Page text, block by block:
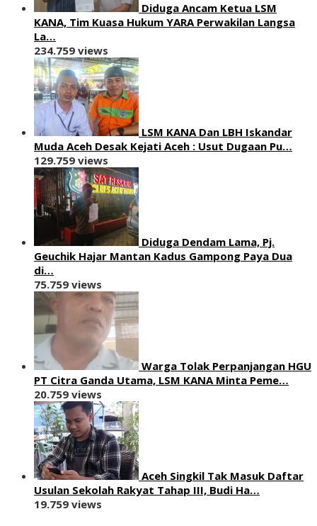
Diduga Ancam Ketua LSM
KANA, Tim Kuasa Hukum YARA Perwakilan Langsa
La…
234.759 views
LSM KANA Dan LBH Iskandar
Muda Aceh Desak Kejati Aceh : Usut Dugaan Pu…
129.759 views
Diduga Dendam Lama, Pj.
Geuchik Hajar Mantan Kadus Gampong Paya Dua
di…
75.759 views
Warga Tolak Perpanjangan HGU
PT Citra Ganda Utama, LSM KANA Minta Peme…
20.759 views
Aceh Singkil Tak Masuk Daftar
Usulan Sekolah Rakyat Tahap III, Budi Ha…
19.759 views